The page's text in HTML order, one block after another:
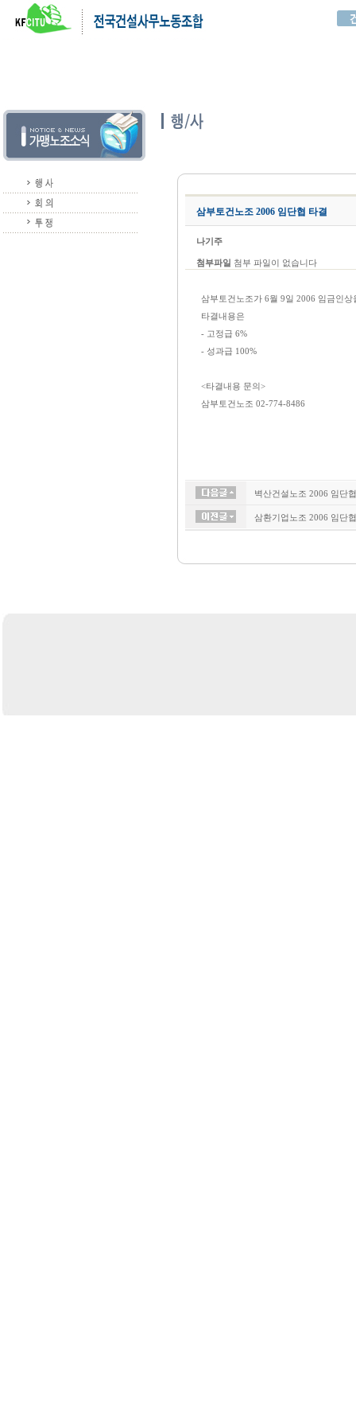
삼부토건노조 2006 임단협 타결
나기주
첨부파일 첨부 파일이 없습니다
삼부토건노조가 6월 9일 2006 임금인상
타결내용은
- 고정급 6%
- 성과급 100%
<타결내용 문의>
삼부토건노조 02-774-8486
벽산건설노조 2006 임단
삼환기업노조 2006 임단